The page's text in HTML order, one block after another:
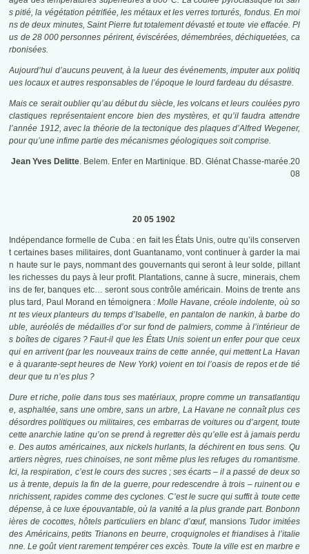
s pitié, la végétation pétrifiée, les métaux et les verres torturés, fondus. En moi
ns de deux minutes, Saint Pierre fut totalement dévasté et toute vie effacée. Pl
us de 28 000 personnes périrent, éviscérées, démembrées, déchiquetées, ca
rbonisées.
Aujourd’hui d’aucuns peuvent, à la lueur des événements, imputer aux politiq
ues locaux et autres responsables de l’époque le lourd fardeau du désastre.
Mais ce serait oublier qu’au début du siècle, les volcans et leurs coulées pyro
clastiques représentaient encore bien des mystères, et qu’il faudra attendre
l’année 1912, avec la théorie de la tectonique des plaques d’Alfred Wegener,
pour qu’une infime partie des mécanismes géologiques soit comprise.
Jean Yves Delitte. Belem. Enfer en Martinique. BD. Glénat Chasse-marée.20
08
20 05 1902
Indépendance formelle de Cuba : en fait les États Unis, outre qu’ils conserven
t certaines bases militaires, dont Guantanamo, vont continuer à garder la mai
n haute sur le pays, nommant des gouvernants qui seront à leur solde, pillant
les richesses du pays à leur profit. Plantations, canne à sucre, minerais, chem
ins de fer, banques etc… seront sous contrôle américain. Moins de trente ans
plus tard, Paul Morand en témoignera :Molle Havane, créole indolente, où so
nt tes vieux planteurs du temps d’Isabelle, en pantalon de nankin, à barbe do
uble, auréolés de médailles d’or sur fond de palmiers, comme à l’intérieur de
s boîtes de cigares ? Faut-il que les États Unis soient un enfer pour que ceux
qui en arrivent (par les nouveaux trains de cette année, qui mettent La Havan
e à quarante-sept heures de New York) voient en toi l’oasis de repos et de tié
deur que tu n’es plus ?
Dure et riche, polie dans tous ses matériaux, propre comme un transatlantiqu
e, asphaltée, sans une ombre, sans un arbre, La Havane ne connaît plus ces
désordres politiques ou militaires, ces embarras de voitures ou d’argent, toute
cette anarchie latine qu’on se prend à regretter dès qu’elle est à jamais perdu
e. Des autos américaines, aux nickels hurlants, la déchirent en tous sens. Qu
artiers nègres, rues chinoises, ne sont même plus les refuges du romantisme.
Ici, la respiration, c’est le cours des sucres ; ses écarts – il a passé de deux so
us à trente, depuis la fin de la guerre, pour redescendre à trois – ruinent ou e
nrichissent, rapides comme des cyclones. C’est le sucre qui suffit à toute cette
dépense, à ce luxe épouvantable, où la vanité a la plus grande part. Bonbonn
ières de cocottes, hôtels particuliers en blanc d’œuf,mansions Tudor imitées
des Américains, petits Trianons en beurre, croquignoles et friandises à l’italie
nne. Le goût vient rarement tempérer ces excès. Toute la ville est en marbre e